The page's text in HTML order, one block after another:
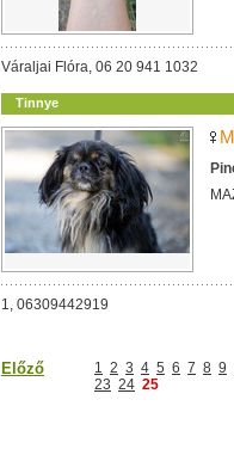
Váraljai Flóra, 06 20 941 1032
Tinnye
1, 06309442919
Előző 1 2 3 4 5 6 7 8 9
23 24 25